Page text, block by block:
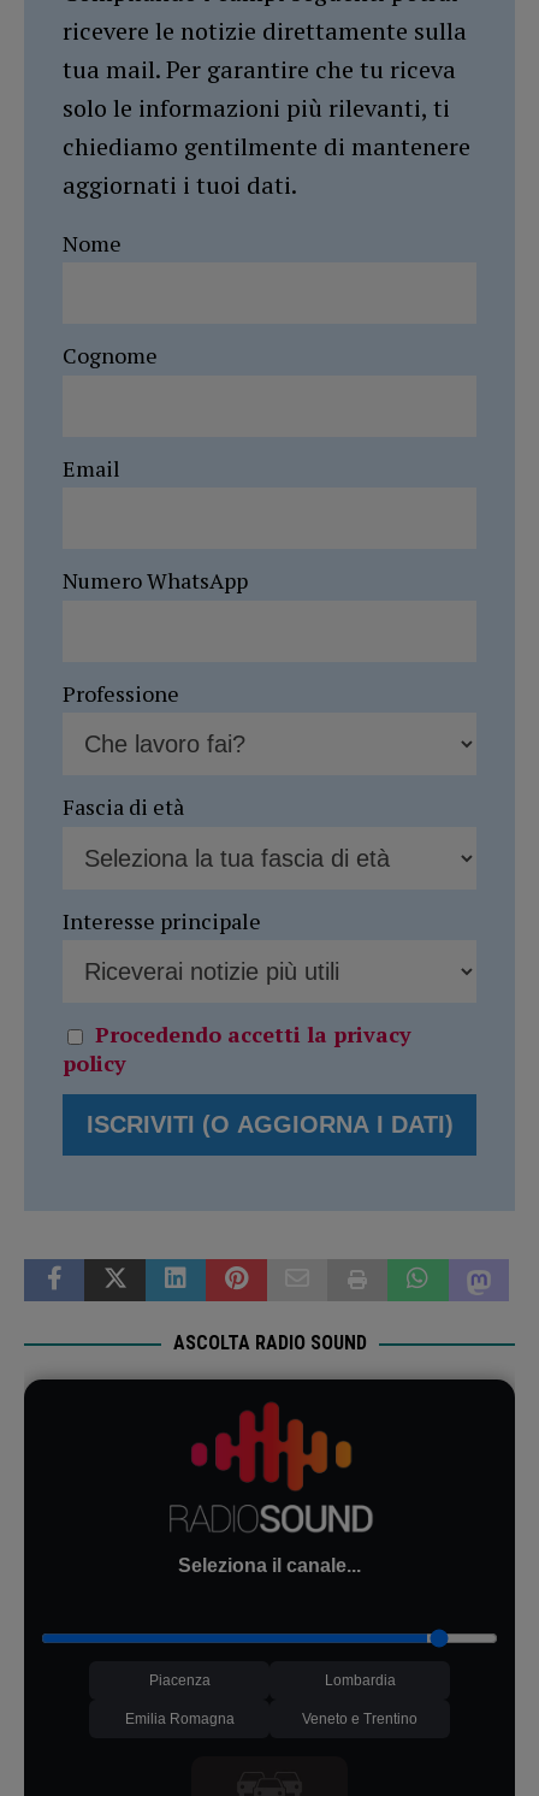
ricevere le notizie direttamente sulla
tua mail. Per garantire che tu riceva
solo le informazioni più rilevanti, ti
chiediamo gentilmente di mantenere
aggiornati i tuoi dati.
Nome
Cognome
Email
Numero WhatsApp
Professione
Fascia di età
Interesse principale
Procedendo accetti la privacy
policy
ASCOLTA RADIO SOUND
Seleziona il canale...
Piacenza Lombardia
Emilia Romagna Veneto e Trentino